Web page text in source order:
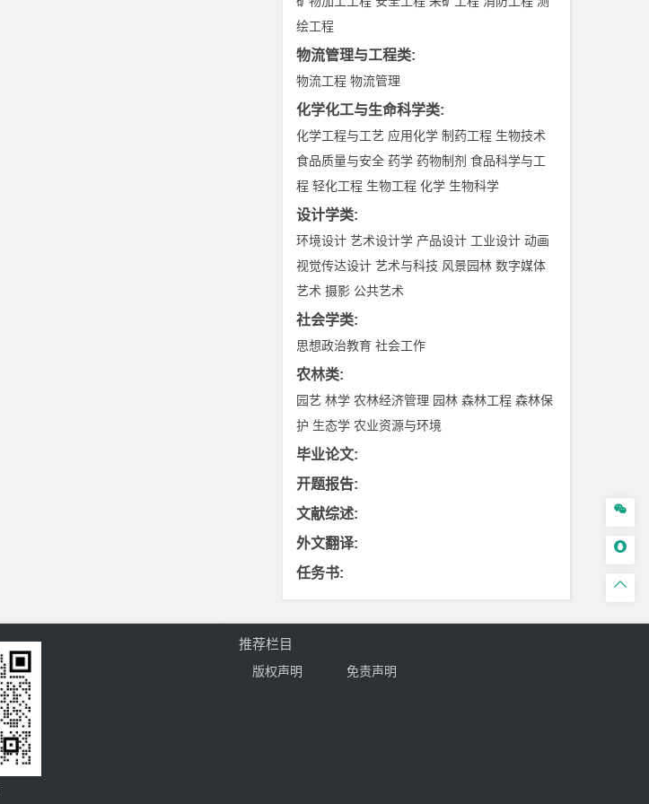
绘工程
物流管理与工程类:
物流工程 物流管理
化学化工与生命科学类:
化学工程与工艺 应用化学 制药工程 生物技术
食品质量与安全 药学 药物制剂 食品科学与工
程 轻化工程 生物工程 化学 生物科学
设计学类:
环境设计 艺术设计学 产品设计 工业设计 动画
视觉传达设计 艺术与科技 风景园林 数字媒体
艺术 摄影 公共艺术
社会学类:
思想政治教育 社会工作
农林类:
园艺 林学 农林经济管理 园林 森林工程 森林保
护 生态学 农业资源与环境
毕业论文:
开题报告:
文献综述:
外文翻译:
任务书:



推荐栏目
版权声明 免责声明